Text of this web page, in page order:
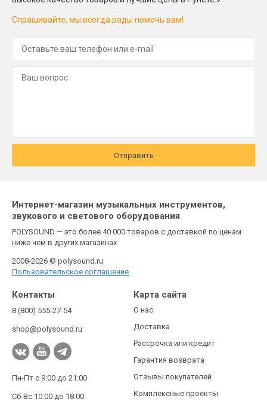
Спрашивайте, мы всегда рады помочь вам!
Отправить
Интернет-магазин музыкальных инструментов,
звукового и светового оборудования
POLYSOUND — это более 40 000 товаров с доставкой по ценам
ниже чем в других магазинах
2008-2026 © polysound.ru
Пользовательское соглашение
Контакты
8 (800) 555-27-54
shop@polysound.ru
Пн-Пт с 9:00 до 21:00
Сб-Вс 10:00 до 18:00
Карта сайта
О нас
Доставка
Рассрочка или кредит
Гарантия возврата
Отзывы покупателей
Комплексные проекты